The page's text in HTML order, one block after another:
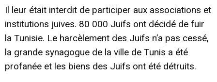
Il leur était interdit de participer aux associations et
institutions juives. 80 000 Juifs ont décidé de fuir
la Tunisie. Le harcèlement des Juifs n’a pas cessé,
la grande synagogue de la ville de Tunis a été
profanée et les biens des Juifs ont été détruits.